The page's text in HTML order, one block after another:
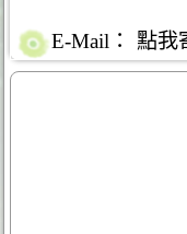
E-Mail： 點我